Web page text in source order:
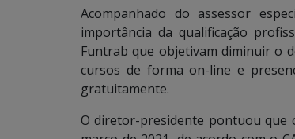
Acompanhado do assessor
importância da qualificação
Funtrab que objetivam diminuir o
cursos de forma on-line e
gratuitamente.
O diretor-presidente pontuou que